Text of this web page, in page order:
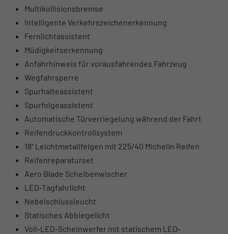
Multikollisionsbremse
Intelligente Verkehrszeichenerkennung
Fernlichtassistent
Müdigkeitserkennung
Anfahrhinweis für vorausfahrendes Fahrzeug
Wegfahrsperre
Spurhalteassistent
Spurfolgeassistent
Automatische Türverriegelung während der Fahrt
Reifendruckkontrollsystem
18" Leichtmetallfelgen mit 225/40 Michelin Reifen
Reifenreparaturset
Aero Blade Scheibenwischer
LED-Tagfahrlicht
Nebelschlussleucht
Statisches Abbiegelicht
Voll-LED-Scheinwerfer mit statischem LED-